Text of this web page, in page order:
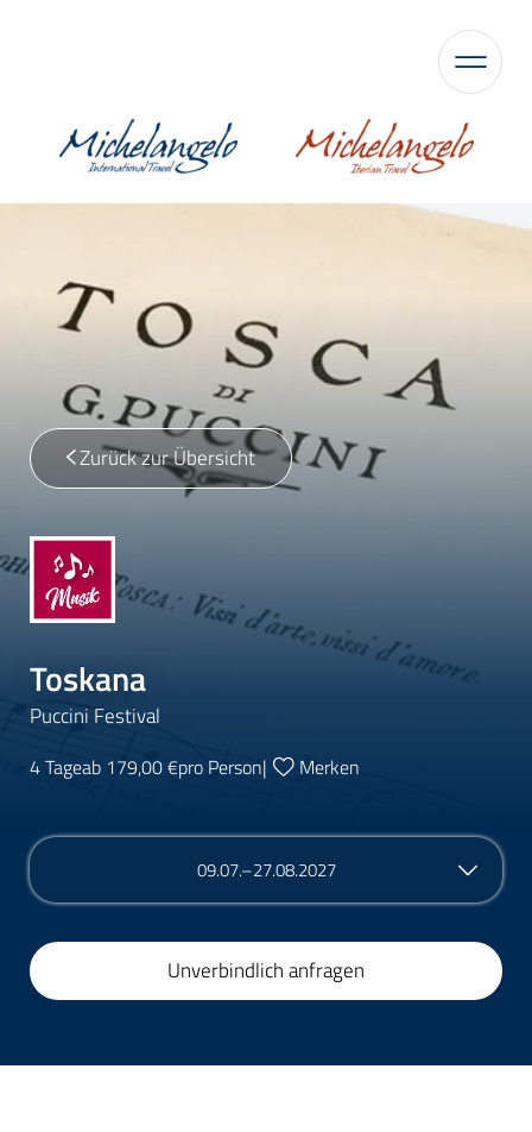
Zurück zur Übersicht
Toskana
Puccini Festival
4 Tageab 179,00 €pro Person| Merken
09.07.–27.08.2027
Unverbindlich anfragen